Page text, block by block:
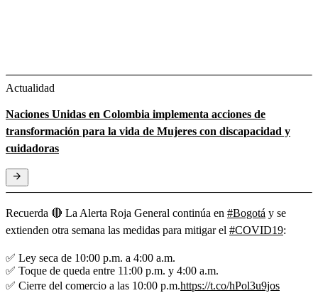
Actualidad
Naciones Unidas en Colombia implementa acciones de
transformación para la vida de Mujeres con discapacidad y
cuidadoras
Recuerda 🔴 La Alerta Roja General continúa en #Bogotá y se
extienden otra semana las medidas para mitigar el #COVID19:
✅ Ley seca de 10:00 p.m. a 4:00 a.m.
✅ Toque de queda entre 11:00 p.m. y 4:00 a.m.
✅ Cierre del comercio a las 10:00 p.m.https://t.co/hPol3u9jos